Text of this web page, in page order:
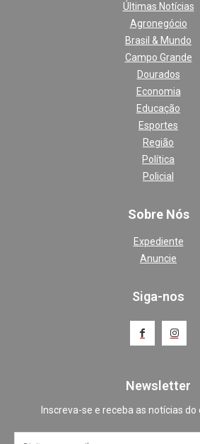
Últimas Notícias
Agronegócio
Brasil & Mundo
Campo Grande
Dourados
Economia
Educação
Esportes
Região
Política
Policial
Sobre Nós
Expediente
Anuncie
Siga-nos
Newsletter
Inscreva-se e receba as notícias do